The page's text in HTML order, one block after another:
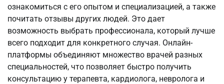
ознакомиться с его опытом и специализацией, а также
почитать отзывы других людей. Это дает
возможность выбрать профессионала, который лучше
всего подходит для конкретного случая. Онлайн-
платформы объединяют множество врачей разных
специальностей, что позволяет быстро получить
консультацию у терапевта, кардиолога, невролога и